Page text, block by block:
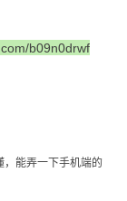
b09n0drwf
能弄一下手机端的